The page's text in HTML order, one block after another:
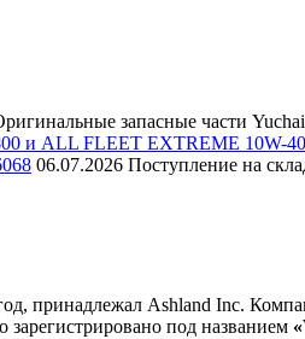
запасные части Yuchai
и ALL FLEET EXTREME 10W-40
06.07.2026 Поступление на
принадлежал Ashland Inc.
под названием